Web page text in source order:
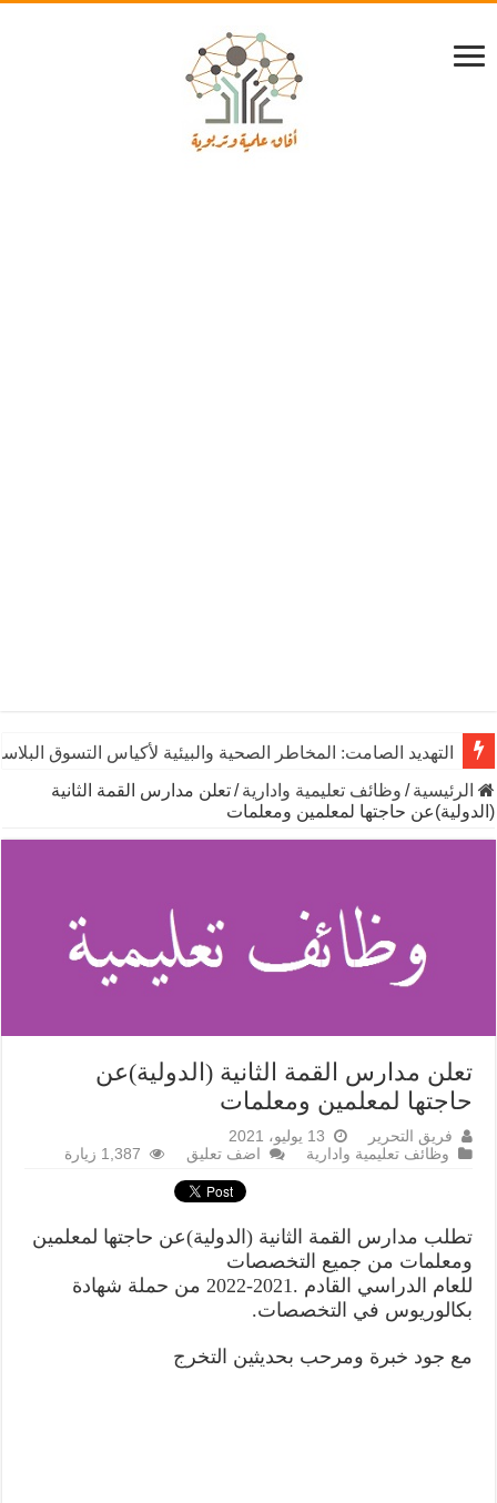
التهديد الصامت: المخاطر الصحية والبيئية لأكياس التسوق
الرئيسية / وظائف تعليمية وادارية /تعلن مدارس القمة الثانية
(الدولية)عن حاجتها لمعلمين ومعلمات
تعلن مدارس القمة الثانية (الدولية)عن
حاجتها لمعلمين ومعلمات
فريق التحرير
13 يوليو، 2021
وظائف تعليمية وادارية
اضف تعليق 1,387 زيارة
تطلب مدارس القمة الثانية (الدولية)عن حاجتها لمعلمين
ومعلمات من جميع التخصصات
للعام الدراسي القادم .2021-2022 من حملة شهادة
بكالوريوس في التخصصات.
مع جود خبرة ومرحب بحديثين التخرج